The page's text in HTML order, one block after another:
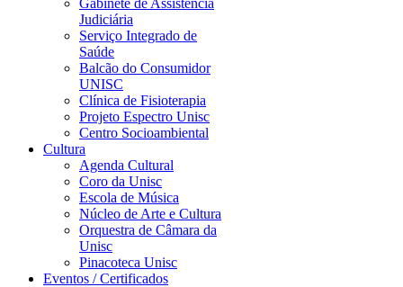
Gabinete de Assistência
Judiciária
Serviço Integrado de
Saúde
Balcão do Consumidor
UNISC
Clínica de Fisioterapia
Projeto Espectro Unisc
Centro Socioambiental
Cultura
Agenda Cultural
Coro da Unisc
Escola de Música
Núcleo de Arte e Cultura
Orquestra de Câmara da
Unisc
Pinacoteca Unisc
Eventos / Certificados